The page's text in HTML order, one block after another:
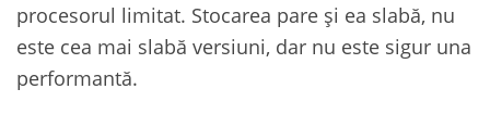
procesorul limitat. Stocarea pare și ea slabă, nu
este cea mai slabă versiuni, dar nu este sigur una
performantă.